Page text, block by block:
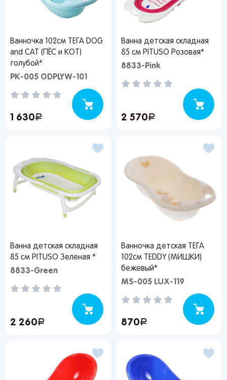
Ванночка 102см ТЕГА DOG
and CAT (ПЁС и КОТ)
голубой*
PK-005 ODPLYW-101
1 630руб.
Ванна детская складная
85 см PITUSO Розовая*
8833-Pink
2 570руб.
Ванна детская складная
85 см PITUSO Зеленая *
8833-Green
2 260руб.
Ванночка детская ТЕГА
102см TEDDY (МИШКИ)
бежевый*
MS-005 LUX-119
870руб.